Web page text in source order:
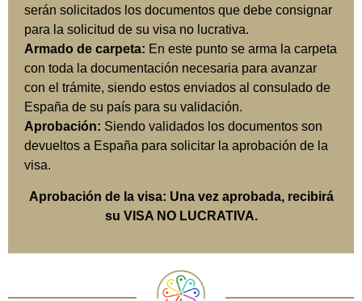
serán solicitados los documentos que debe consignar
para la solicitud de su visa no lucrativa.
Armado de carpeta: En este punto se arma la carpeta
con toda la documentación necesaria para avanzar
con el trámite, siendo estos enviados al consulado de
España de su país para su validación.
Aprobación: Siendo validados los documentos son
devueltos a España para solicitar la aprobación de la
visa.
Aprobación de la visa: Una vez aprobada, recibirá
su VISA NO LUCRATIVA.